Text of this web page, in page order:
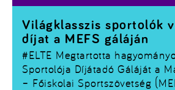
#ELTE Megtartotta
Sportolója Díjátadó Gáláját a
– Főiskolai Sportszövetség
Világklasszis sportolók
díjat a MEFS gáláján